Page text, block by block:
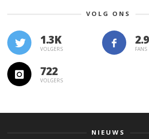
VOLG ONS
1.3K
VOLGERS FANS
722
VOLGERS
NIEUWS